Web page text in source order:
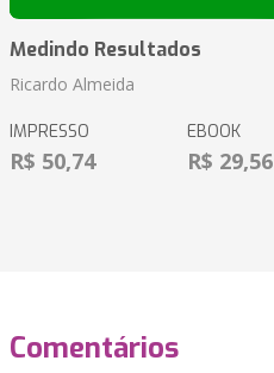
Medindo Resultados
Ricardo Almeida
IMPRESSO
R$ 50,74
EBOOK
R$ 29,56
Comentários